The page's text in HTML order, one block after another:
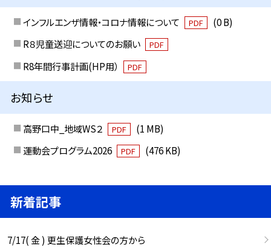
インフルエンザ情報・コロナ情報について PDF
(0 B)
R８児童送迎についてのお願い
PDF
R8年間行事計画(HP用） PDF
お知らせ
高野口中_地域WS２ PDF
(1 MB)
運動会プログラム2026
PDF (476 KB)
新着記事
7/17( 金 ) 更生保護女性会の方から